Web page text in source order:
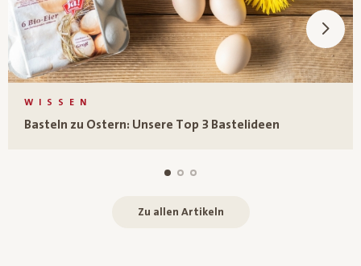
WISSEN
Basteln zu Ostern: Unsere Top 3 Bastelideen
Zu allen Artikeln